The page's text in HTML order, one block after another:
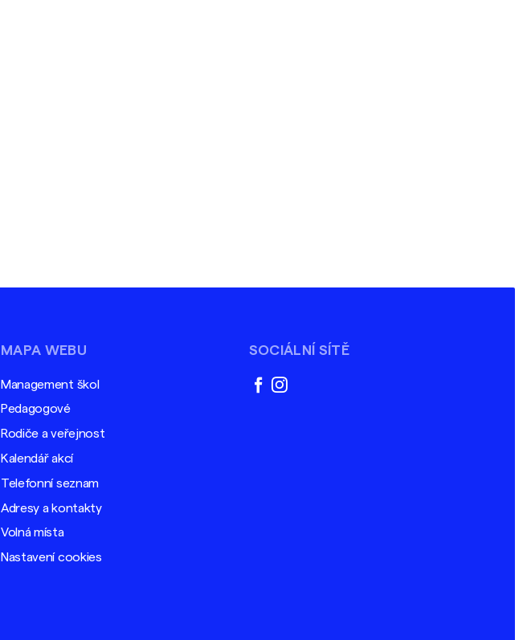
MAPA WEBU
Management škol
Pedagogové
Rodiče a veřejnost
Kalendář akcí
Telefonní seznam
Adresy a kontakty
Volná místa
Nastavení cookies
SOCIÁLNÍ SÍTĚ
facebook
instagram